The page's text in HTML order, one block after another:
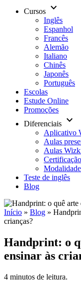
Cursos keyboard_arrow_down
Inglês
Espanhol
Francês
Alemão
Italiano
Chinês
Japonês
Português
Escolas
Estude Online
Promoções
Diferenciais keyboard_arrow_down
Aplicativo
Aulas
Aulas
Teste de inglês
Blog
Início » Blog »
crianças?
Handprint: o
ensinar às
4 minutos de leitura.